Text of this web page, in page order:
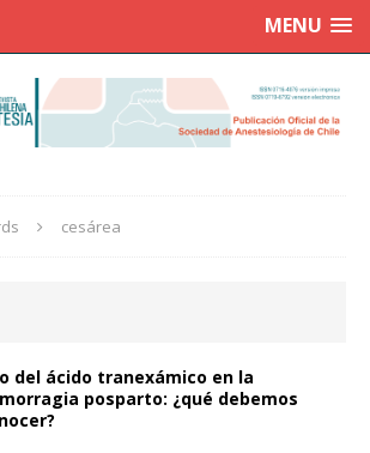
MENU
cesárea
del ácido tranexámico en la
posparto: ¿qué debemos